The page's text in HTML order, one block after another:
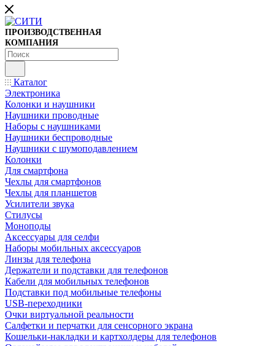
ПРОИЗВОДСТВЕННАЯ
КОМПАНИЯ
Каталог
Электроника
Колонки и наушники
Наушники проводные
Наборы с наушниками
Наушники беспроводные
Наушники с шумоподавлением
Колонки
Для смартфона
Чехлы для смартфонов
Чехлы для планшетов
Усилители звука
Стилусы
Моноподы
Аксессуары для селфи
Наборы мобильных аксессуаров
Линзы для телефона
Держатели и подставки для телефонов
Кабели для мобильных телефонов
Подставки под мобильные телефоны
USB-переходники
Очки виртуальной реальности
Салфетки и перчатки для сенсорного экрана
Кошельки-накладки и картхолдеры для телефонов